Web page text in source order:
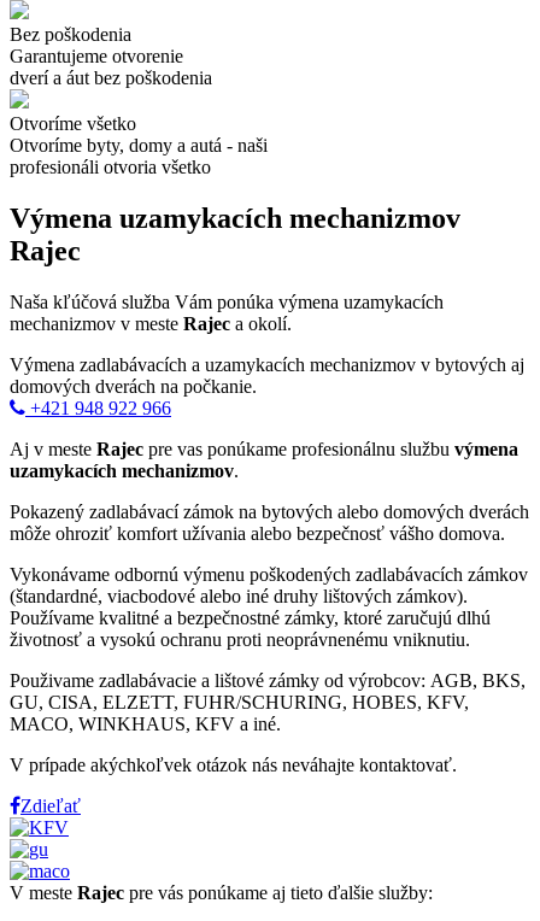
Bez poškodenia
Garantujeme otvorenie
dverí a áut bez poškodenia
Otvoríme všetko
Otvoríme byty, domy a autá - naši
profesionáli otvoria všetko
Výmena uzamykacích mechanizmov
Rajec
Naša kľúčová služba Vám ponúka výmena uzamykacích
mechanizmov v meste Rajec a okolí.
Výmena zadlabávacích a uzamykacích mechanizmov v bytových aj
domových dverách na počkanie.
+421 948 922 966
Aj v meste Rajec pre vas ponúkame profesionálnu službu výmena
uzamykacích mechanizmov.
Pokazený zadlabávací zámok na bytových alebo domových dverách
môže ohroziť komfort užívania alebo bezpečnosť vášho domova.
Vykonávame odbornú výmenu poškodených zadlabávacích zámkov
(štandardné, viacbodové alebo iné druhy lištových zámkov).
Používame kvalitné a bezpečnostné zámky, ktoré zaručujú dlhú
životnosť a vysokú ochranu proti neoprávnenému vniknutiu.
Použivame zadlabávacie a lištové zámky od výrobcov: AGB, BKS,
GU, CISA, ELZETT, FUHR/SCHURING, HOBES, KFV,
MACO, WINKHAUS, KFV a iné.
V prípade akýchkoľvek otázok nás neváhajte kontaktovať.
Zdieľať
V meste Rajec pre vás ponúkame aj tieto ďalšie služby: